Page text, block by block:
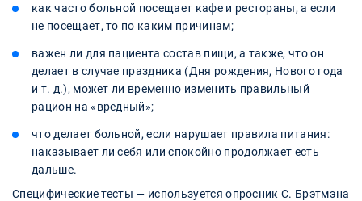
как часто больной посещает кафе и рестораны, а если
не посещает, то по каким причинам;
важен ли для пациента состав пищи, а также, что он
делает в случае праздника (Дня рождения, Нового года
и т. д.), может ли временно изменить правильный
рацион на «вредный»;
что делает больной, если нарушает правила питания:
наказывает ли себя или спокойно продолжает есть
дальше.
Специфические тесты — используется опросник С. Брэтмэна